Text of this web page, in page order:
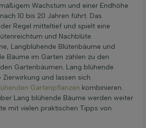
Wachstum und einer Endhöhe
10 bis 20 Jahren führt. Das
Regel mitteltief und spielt eine
und Nachblüte.
Langblühende Blütenbäume und
Bäume im Garten zählen zu den
Gartenbäumen. Lang blühende
und lassen sich
Gartenpflanzen kombinieren.
Lang blühende Bäume werden weiter
mit vielen praktischen Tipps von